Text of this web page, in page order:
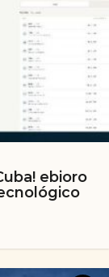
ebioro